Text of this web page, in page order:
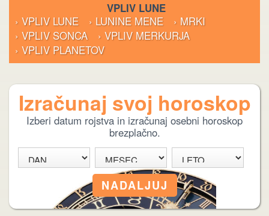
VPLIV LUNE
› VPLIV LUNE
› LUNINE MENE
› MRKI
› VPLIV SONCA
› VPLIV MERKURJA
› VPLIV PLANETOV
Izračunaj svoj horoskop
Izberi datum rojstva in izračunaj osebni horoskop
brezplačno.